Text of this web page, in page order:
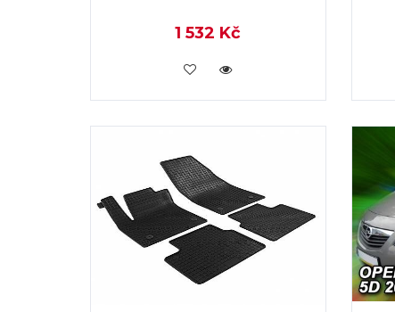
1 532 Kč
KOUPIT